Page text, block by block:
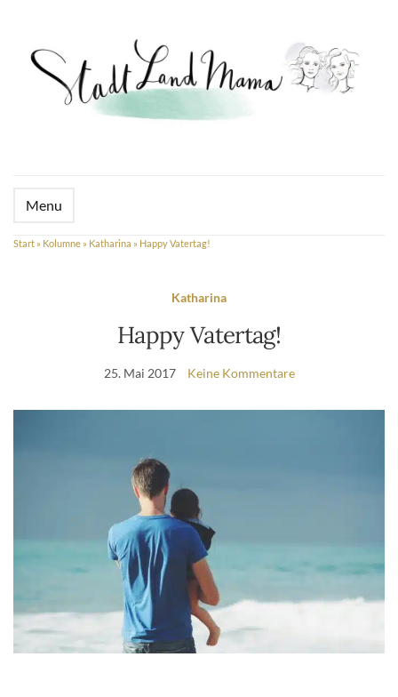
Menu
Start » Kolumne » Katharina » Happy Vatertag!
Katharina
Happy Vatertag!
25. Mai 2017 Keine Kommentare